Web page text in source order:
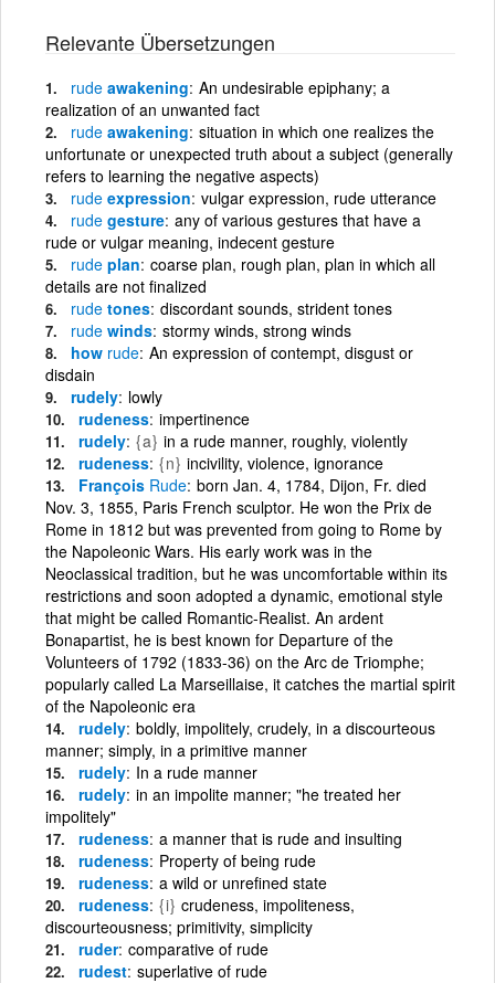
Relevante Übersetzungen
rude awakening An undesirable epiphany; a
realization of an unwanted fact
rude awakening situation in which one realizes the
unfortunate or unexpected truth about a subject (generally
refers to learning the negative aspects)
rude expression vulgar expression, rude utterance
rude gesture any of various gestures that have a
rude or vulgar meaning, indecent gesture
rude plan coarse plan, rough plan, plan in which all
details are not finalized
rude tones discordant sounds, strident tones
rude winds stormy winds, strong winds
how rude An expression of contempt, disgust or
disdain
rudely lowly
rudeness impertinence
rudely {a} in a rude manner, roughly, violently
rudeness {n} incivility, violence, ignorance
François Rude born Jan. 4, 1784, Dijon, Fr. died
Nov. 3, 1855, Paris French sculptor. He won the Prix de
Rome in 1812 but was prevented from going to Rome by
the Napoleonic Wars. His early work was in the
Neoclassical tradition, but he was uncomfortable within its
restrictions and soon adopted a dynamic, emotional style
that might be called Romantic-Realist. An ardent
Bonapartist, he is best known for Departure of the
Volunteers of 1792 (1833-36) on the Arc de Triomphe;
popularly called La Marseillaise, it catches the martial spirit
of the Napoleonic era
rudely boldly, impolitely, crudely, in a discourteous
manner; simply, in a primitive manner
rudely In a rude manner
rudely in an impolite manner; "he treated her
impolitely"
rudeness a manner that is rude and insulting
rudeness Property of being rude
rudeness a wild or unrefined state
rudeness {i} crudeness, impoliteness,
discourteousness; primitivity, simplicity
ruder comparative of rude
rudest superlative of rude